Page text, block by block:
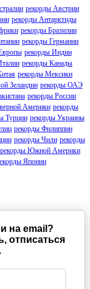
рекорды Австрии
рекорды Антарктиды
рекорды Бразилии
рекорды Германии
рекорды Индии
рекорды Канады
рекорды Мексики
Зеландии рекорды ОАЭ
рекорды России
Америки рекорды
Турции рекорды Украины
рекорды Филиппин
рекорды Чили рекорды
рекорды Южной Америки
Японии
на email?
отписаться